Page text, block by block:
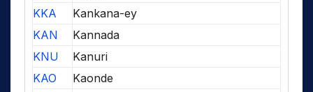
KKA
Kankana-ey
KAN
Kannada
KNU
Kanuri
KAO
Kaonde